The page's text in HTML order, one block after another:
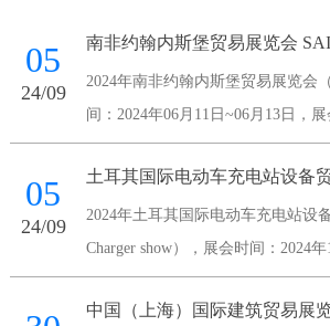
05
24/09
南非约翰内斯堡贸易展览会
2024年南非约翰内斯堡贸易展览会
间：2024年06月11日~06月13日，
斯堡-Maude Street Sandown 2196
中心，主办方：南非国家展览
05
24/09
2024年土耳其国际电动车充电站设
Charger show），展会时间：2024年
展会地点：土耳其-伊斯坦布尔-伊
方：Voli Fuar Hizmetleri A.S.
中国（上海）国际建筑贸易展